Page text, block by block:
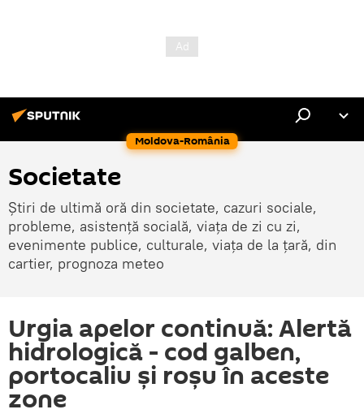
Moldova-România
Societate
Știri de ultimă oră din societate, cazuri sociale,
probleme, asistență socială, viața de zi cu zi,
evenimente publice, culturale, viața de la țară, din
cartier, prognoza meteo
Urgia apelor continuă: Alertă
hidrologică - cod galben,
portocaliu şi roşu în aceste
zone